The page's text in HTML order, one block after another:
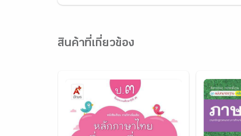
สินค้าที่เกี่ยวข้อง